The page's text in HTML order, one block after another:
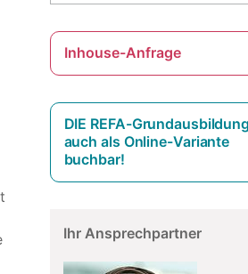
Inhouse-Anfrage
DIE REFA-
auch als Online-Variante
buchbar!
Ihr Ansprechpartner